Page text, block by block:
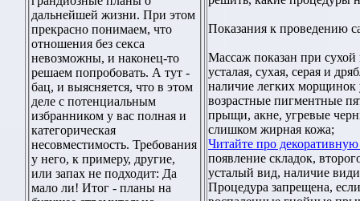
дальнейшей жизни. При этом
прекрасно понимаем, что
отношения без секса
невозможны, и наконец-то
решаем попробовать. А тут -
бац, и выясняется, что в этом
деле с потенциальным
избранником у вас полная и
категорическая
несовместимость. Требования
у него, к примеру, другие,
или запах не подходит: Да
мало ли! Итог - планы на
Показания к проведению
Массаж показан при сухой
усталая, сухая, серая и
наличие легких морщинок
возрастные пигментные
прыщи, акне, угревые
слишком жирная кожа;
Читайте про
появление складок,
усталый вид, наличие
Процедура запрещена,